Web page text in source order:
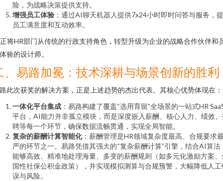
险，为战略决策提供支持。
增强员工体验 ：通过AI聊天机器人提供7x24小时即时问答与服务，
员工满意度和互动效率。
将HR部门从传统的行政支持角色，转型升级为企业的战略合作伙伴和
验的设计师。
、易路加冕：技术深耕与场景创新的胜利
此次获奖的解决方案，正是上述趋势的杰出代表。其核心优势体现在：
一体化平台集成 ：易路构建了覆盖“选用育留”全场景的一站式HR
平台，AI能力并非孤立模块，而是深度嵌入薪酬、核心人力、绩效
聘等每一个环节，确保数据流畅贯通，实现全局智能。
复杂的薪酬计算智能化：薪酬管理是HR领域复杂度最高、合规要求
严的环节之一。易路凭借其强大的“复杂薪酬计算”引擎，结合AI算法
能够高效、精准地处理海量、多变的薪酬规则（如多元化激励方案、
国性社保公积金政策），并实现模拟测算与合规预警，大幅降低人工
误与风险。